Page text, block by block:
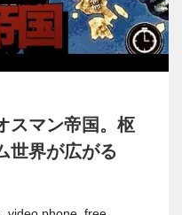
スマン帝国。枢
世界が広がる